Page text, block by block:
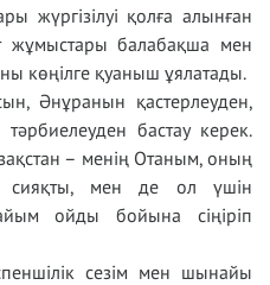
жүргізілуі қолға алынған
жұмыстары балабақша мен
көңілге қуаныш ұялатады.
Әнұранын қастерлеуден,
тәрбиелеуден бастау керек.
– менің Отаным, оның
сияқты, мен де ол үшін
ойды бойына сіңіріп
сезім мен шынайы